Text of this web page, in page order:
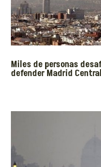
Miles de personas
defender Madrid